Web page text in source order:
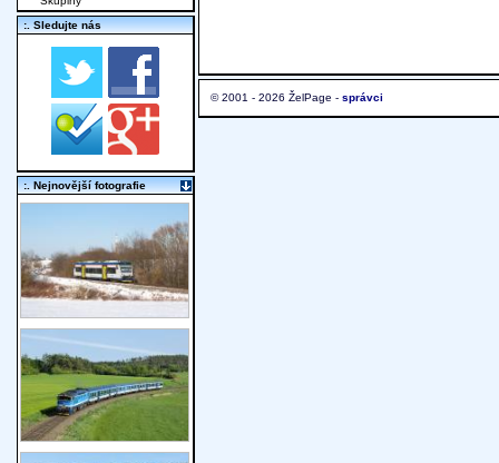
© 2001 - 2026 ŽelPage - správci
:. Sledujte nás
:. Nejnovější fotografie